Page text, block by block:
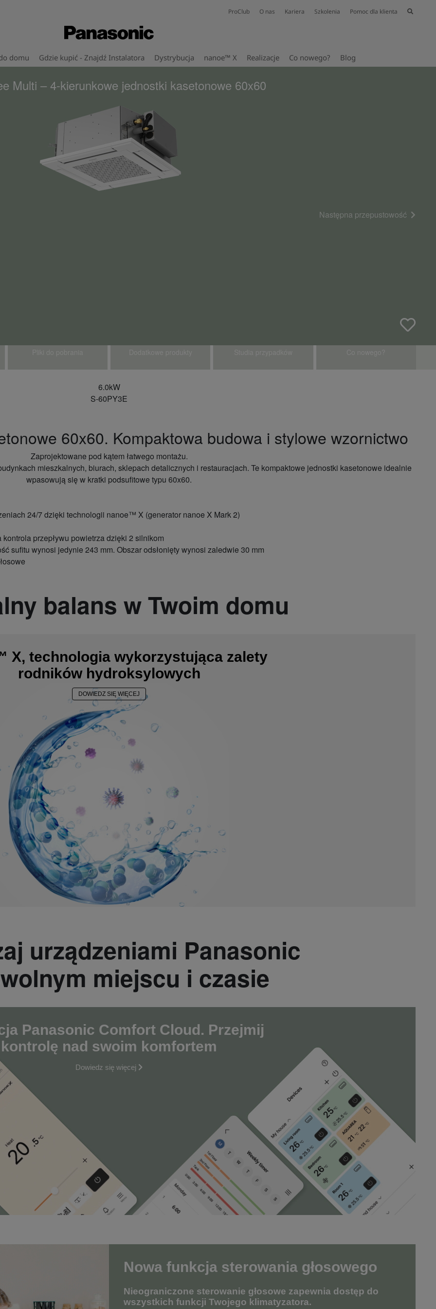
ProClub O nas Kariera Szkolenia Pomoc dla klienta
domu Gdzie kupić - Znajdź Instalatora Dystrybucja nanoe™ X Realizacje Co nowego? Blog
Multi – 4-kierunkowe jednostki kasetonowe 60x60
Następna przepustowość
6.0kW
S-60PY3E
60x60. Kompaktowa budowa i stylowe wzornictwo
Zaprojektowane pod kątem łatwego montażu.
mieszkalnych, biurach, sklepach detalicznych i restauracjach. Te kompaktowe jednostki kasetonowe idealnie
wpasowują się w kratki podsufitowe typu 60x60.
24/7 dzięki technologii nanoe™ X (generator nanoe X Mark 2)
przepływu powietrza dzięki 2 silnikom
sufitu wynosi jedynie 243 mm. Obszar odsłonięty wynosi zaledwie 30 mm
balans w Twoim domu
X, technologia wykorzystująca zalety
rodników hydroksylowych
DOWIEDZ SIĘ WIĘCEJ
urządzeniami Panasonic
miejscu i czasie
Panasonic Comfort Cloud. Przejmij
kontrolę nad swoim komfortem
Dowiedz się więcej
Nowa funkcja sterowania głosowego
Nieograniczone sterowanie głosowe zapewnia dostęp do
wszystkich funkcji Twojego klimatyzatora.